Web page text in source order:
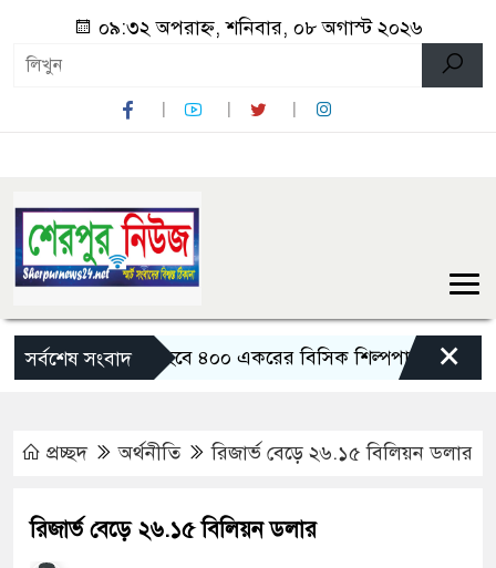
০৯:৩২ অপরাহ্ন, শনিবার, ০৮ অগাস্ট ২০২৬
সর্বশেষ সংবাদ
বগুড়ায় তৈরি হবে ৪০০ একরের বিসিক শিল্পপার্ক: বাণিজ্যমন্ত্রী
×
প্রচ্ছদ অর্থনীতি রিজার্ভ বেড়ে ২৬.১৫ বিলিয়ন ডলার
রিজার্ভ বেড়ে ২৬.১৫ বিলিয়ন ডলার